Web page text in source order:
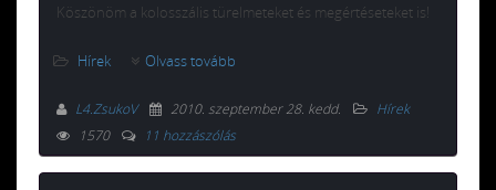
Köszönöm a kolosszális türelmeteket és megértéseteket is!
Hírek Olvass tovább
L4.ZsukoV 2010. szeptember 28. kedd.
Hírek
1570
11 hozzászólás